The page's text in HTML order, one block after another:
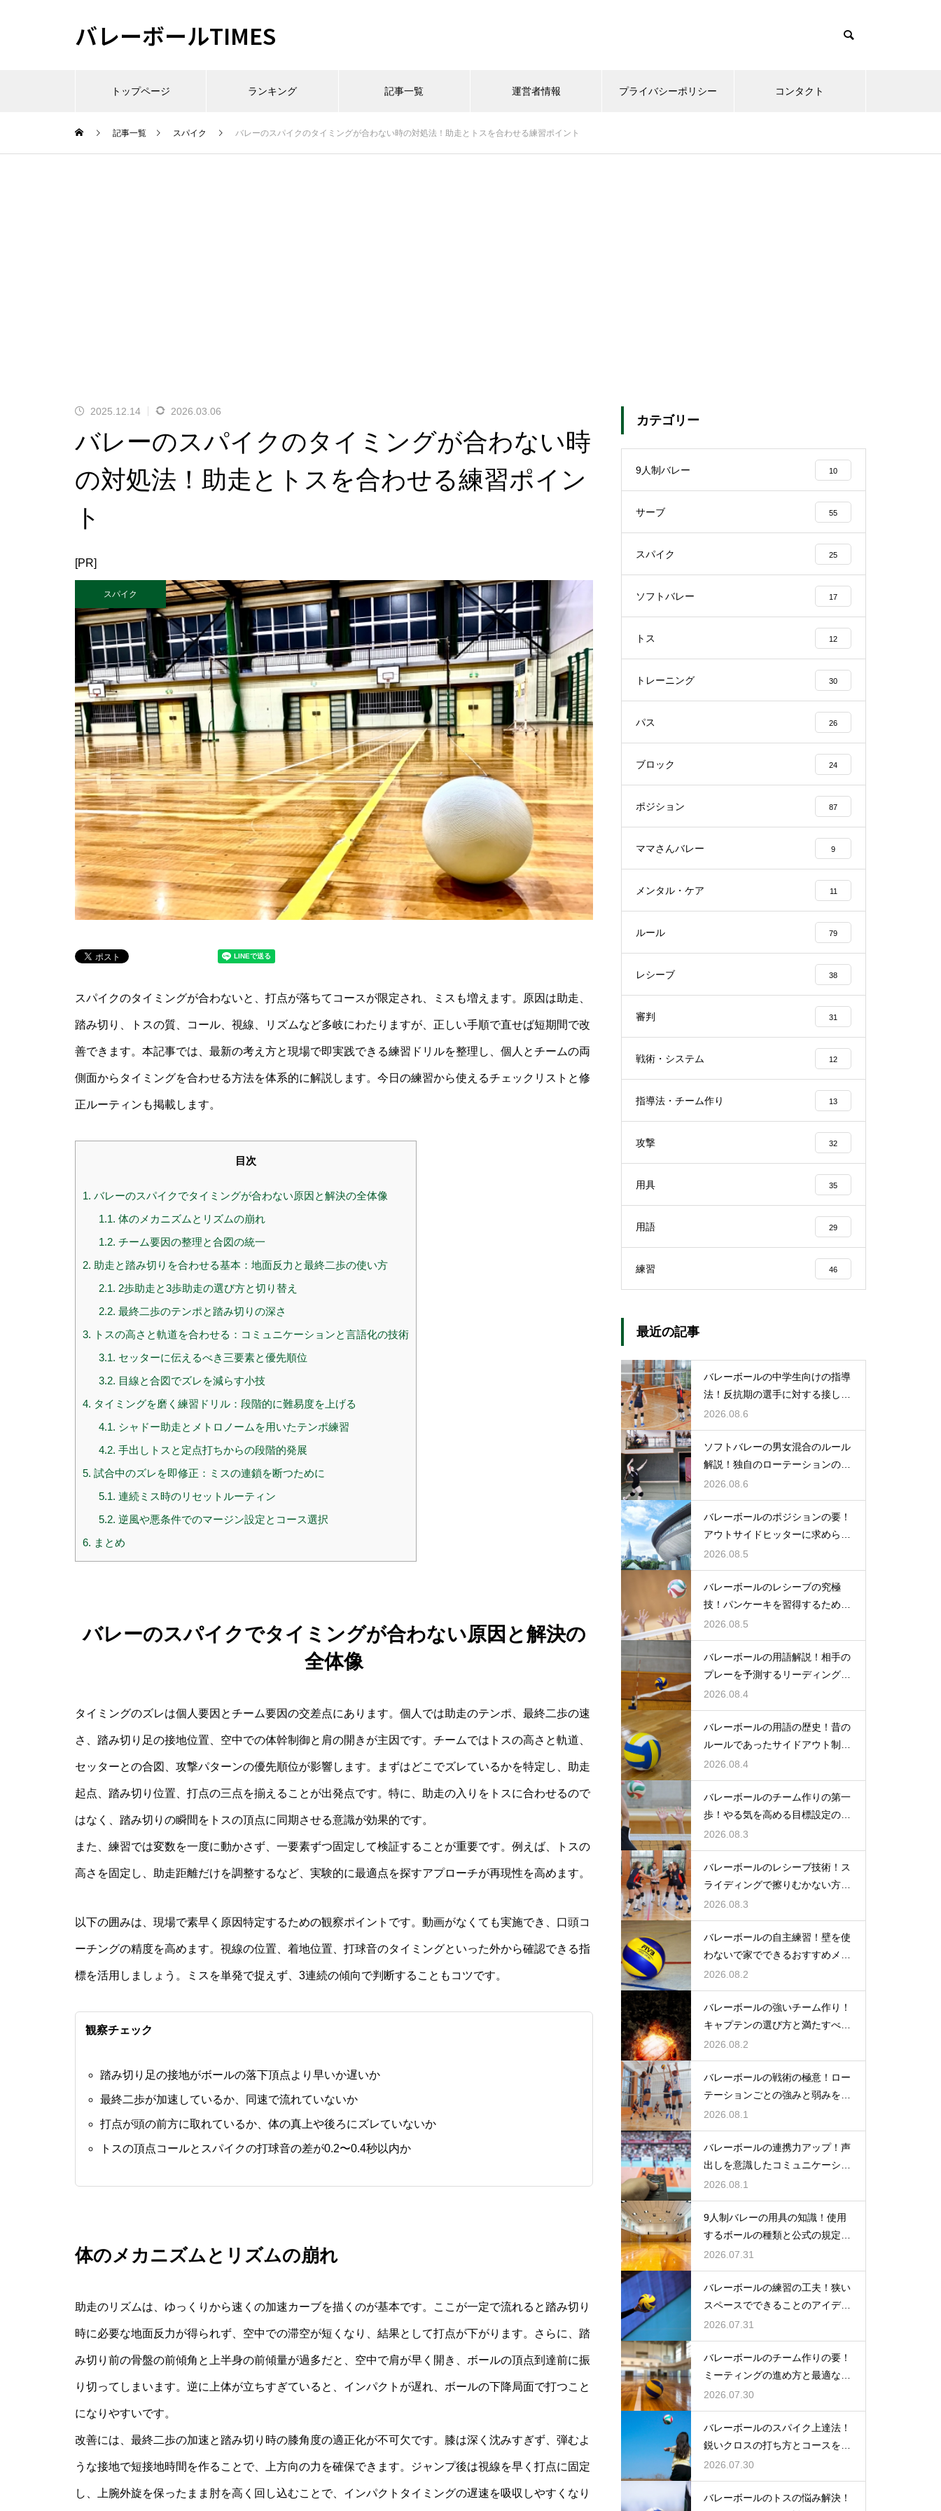
バレーボールTIMES
トップページ ランキング 記事一覧 運営者情報 プライバシーポリシー コンタクト
記事一覧 スパイク バレーのスパイクのタイミングが合わない時の対処法！助走とトスを合わせる練習ポイント
2025.12.14 2026.03.06
バレーのスパイクのタイミングが合わない時
の対処法！助走とトスを合わせる練習ポイン
ト
[PR]
スパイク
スパイクのタイミングが合わないと、打点が落ちてコースが限定され、ミスも増えます。原因は助走、
踏み切り、トスの質、コール、視線、リズムなど多岐にわたりますが、正しい手順で直せば短期間で改
善できます。本記事では、最新の考え方と現場で即実践できる練習ドリルを整理し、個人とチームの両
側面からタイミングを合わせる方法を体系的に解説します。今日の練習から使えるチェックリストと修
正ルーティンも掲載します。
目次
1. バレーのスパイクでタイミングが合わない原因と解決の全体像
1.1. 体のメカニズムとリズムの崩れ
1.2. チーム要因の整理と合図の統一
2. 助走と踏み切りを合わせる基本：地面反力と最終二歩の使い方
2.1. 2歩助走と3歩助走の選び方と切り替え
2.2. 最終二歩のテンポと踏み切りの深さ
3. トスの高さと軌道を合わせる：コミュニケーションと言語化の技術
3.1. セッターに伝えるべき三要素と優先順位
3.2. 目線と合図でズレを減らす小技
4. タイミングを磨く練習ドリル：段階的に難易度を上げる
4.1. シャドー助走とメトロノームを用いたテンポ練習
4.2. 手出しトスと定点打ちからの段階的発展
5. 試合中のズレを即修正：ミスの連鎖を断つために
5.1. 連続ミス時のリセットルーティン
5.2. 逆風や悪条件でのマージン設定とコース選択
6. まとめ
バレーのスパイクでタイミングが合わない原因と解決の
全体像
タイミングのズレは個人要因とチーム要因の交差点にあります。個人では助走のテンポ、最終二歩の速
さ、踏み切り足の接地位置、空中での体幹制御と肩の開きが主因です。チームではトスの高さと軌道、
セッターとの合図、攻撃パターンの優先順位が影響します。まずはどこでズレているかを特定し、助走
起点、踏み切り位置、打点の三点を揃えることが出発点です。特に、助走の入りをトスに合わせるので
はなく、踏み切りの瞬間をトスの頂点に同期させる意識が効果的です。
また、練習では変数を一度に動かさず、一要素ずつ固定して検証することが重要です。例えば、トスの
高さを固定し、助走距離だけを調整するなど、実験的に最適点を探すアプローチが再現性を高めます。
以下の囲みは、現場で素早く原因特定するための観察ポイントです。動画がなくても実施でき、口頭コ
ーチングの精度を高めます。視線の位置、着地位置、打球音のタイミングといった外から確認できる指
標を活用しましょう。ミスを単発で捉えず、3連続の傾向で判断することもコツです。
観察チェック
踏み切り足の接地がボールの落下頂点より早いか遅いか
最終二歩が加速しているか、同速で流れていないか
打点が頭の前方に取れているか、体の真上や後ろにズレていないか
トスの頂点コールとスパイクの打球音の差が0.2〜0.4秒以内か
体のメカニズムとリズムの崩れ
助走のリズムは、ゆっくりから速くの加速カーブを描くのが基本です。ここが一定で流れると踏み切り
時に必要な地面反力が得られず、空中での滞空が短くなり、結果として打点が下がります。さらに、踏
み切り前の骨盤の前傾角と上半身の前傾量が過多だと、空中で肩が早く開き、ボールの頂点到達前に振
り切ってしまいます。逆に上体が立ちすぎていると、インパクトが遅れ、ボールの下降局面で打つこと
になりやすいです。
改善には、最終二歩の加速と踏み切り時の膝角度の適正化が不可欠です。膝は深く沈みすぎず、弾むよ
うな接地で短接地時間を作ることで、上方向の力を確保できます。ジャンプ後は視線を早く打点に固定
し、上腕外旋を保ったまま肘を高く回し込むことで、インパクトタイミングの遅速を吸収しやすくなり
カテゴリー
9人制バレー 10
サーブ 55
スパイク 25
ソフトバレー 17
トス 12
トレーニング 30
パス 26
ブロック 24
ポジション 87
ママさんバレー 9
メンタル・ケア 11
ルール 79
レシーブ 38
審判 31
戦術・システム 12
指導法・チーム作り 13
攻撃 32
用具 35
用語 29
練習 46
最近の記事
バレーボールの中学生向けの指導
法！反抗期の選手に対する接し方
のコツ
2026.08.6
ソフトバレーの男女混合のルール
解説！独自のローテーションの規
定とは
2026.08.6
バレーボールのポジションの要！
アウトサイドヒッターに求められ
る能力
2026.08.5
バレーボールのレシーブの究極
技！パンケーキを習得するための
練習方法
2026.08.5
バレーボールの用語解説！相手の
プレーを予測するリーディングと
は何か
2026.08.4
バレーボールの用語の歴史！昔の
ルールであったサイドアウト制と
は何か
2026.08.4
バレーボールのチーム作りの第一
歩！やる気を高める目標設定の仕
方とは
2026.08.3
バレーボールのレシーブ技術！ス
ライディングで擦りむかない方法
を伝授
2026.08.3
バレーボールの自主練習！壁を使
わないで家でできるおすすめメニ
ュー
2026.08.2
バレーボールの強いチーム作り！
キャプテンの選び方と満たすべき
基準
2026.08.2
バレーボールの戦術の極意！ロー
テーションごとの強みと弱みを徹
底分析
2026.08.1
バレーボールの連携力アップ！声
出しを意識したコミュニケーショ
ン練習
2026.08.1
9人制バレーの用具の知識！使用
するボールの種類と公式の規定を
解説
2026.07.31
バレーボールの練習の工夫！狭い
スペースでできることのアイデア
大公開
2026.07.31
バレーボールのチーム作りの要！
ミーティングの進め方と最適な頻
度とは
2026.07.30
バレーボールのスパイク上達法！
鋭いクロスの打ち方とコースを抜
く角度
2026.07.30
バレーボールのトスの悩み解決！